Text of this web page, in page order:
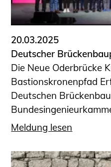
Informationen für
Anträge, Anzeigen,
Fortbildung/Seminare
Informationen für
und Ingenieure
Recht
Planungswettbewerbe
Publikationen
Stellenbörse
Öffentlich bestellte und
20.03.2025
Deutscher
Die Neue Oderbrücke
Bastionskronenpfad
Deutschen
Meldung lesen